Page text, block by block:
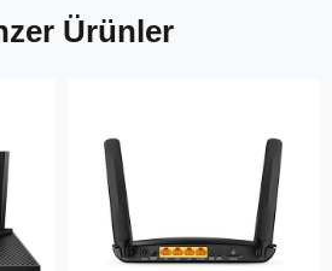
Ürünler